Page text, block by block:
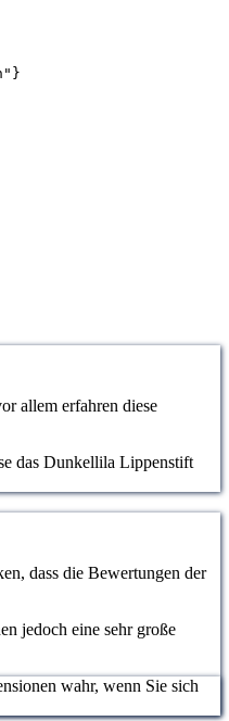
allem erfahren diese
das Dunkellila Lippenstift
dass die Bewertungen der
jedoch eine sehr große
wahr, wenn Sie sich